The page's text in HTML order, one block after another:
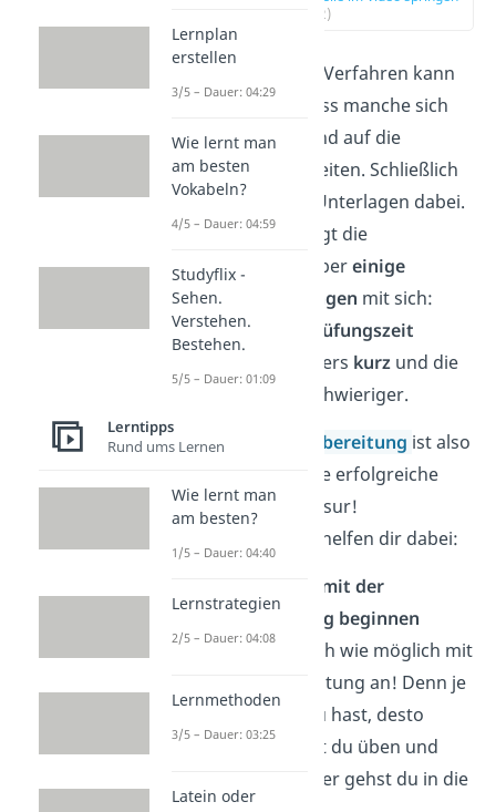
(00:32)
Das Open Book Verfahren kann
dazu führen, dass manche sich
nicht ausreichend auf die
Prüfung vorbereiten. Schließlich
hat man ja alle Unterlagen dabei.
Tatsächlich bringt die
Kofferklausur abereinige
Herausforderungen mit sich:
Häufig ist die
Prüfungszeit
nämlich besonders kurz und die
Fragen etwas schwieriger.
Dierichtige Vorbereitung ist also
das A&O für eine erfolgreiche
Open Book Klausur!
helfen dir dabei:
Rechtzeitig mit der
Vorbereitung beginnen
Fange so früh wie möglich mit
der Vorbereitung an! Denn je
mehr Zeit du hast, desto
mehr kannst du üben und
desto sicherer gehst du in die
Lernplan
erstellen
3/5 – Dauer: 04:29
Wie lernt man
am besten
Vokabeln?
4/5 – Dauer: 04:59
Studyflix -
Sehen.
Verstehen.
Bestehen.
5/5 – Dauer: 01:09
Lerntipps
Rund ums Lernen
Wie lernt man
am besten?
1/5 – Dauer: 04:40
Lernstrategien
2/5 – Dauer: 04:08
Lernmethoden
3/5 – Dauer: 03:25
Latein oder